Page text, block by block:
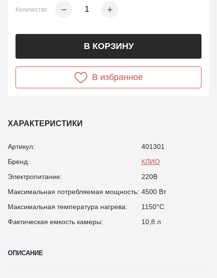
ХАРАКТЕРИСТИКИ
Артикул:
401301
Бренд:
КЛИО
Электропитание:
220В
Максимальная потребляемая мощность: 4500 Вт
Максимальная температура нагрева:
1150°С
Фактическая емкость камеры:
10,8 л
Количество
В КОРЗИНУ
В избранное
ОПИСАНИЕ